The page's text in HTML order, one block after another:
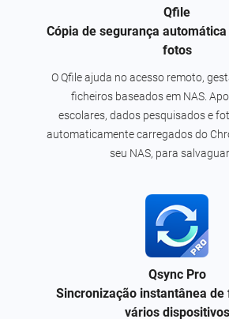
Qfile
Cópia de segurança
fotos
O Qfile ajuda no acesso remoto,
ficheiros baseados em NAS.
escolares, dados pesquisados e
automaticamente carregados do
seu NAS, para
Qsync Pro
Sincronização instantânea de
vários dispositivos